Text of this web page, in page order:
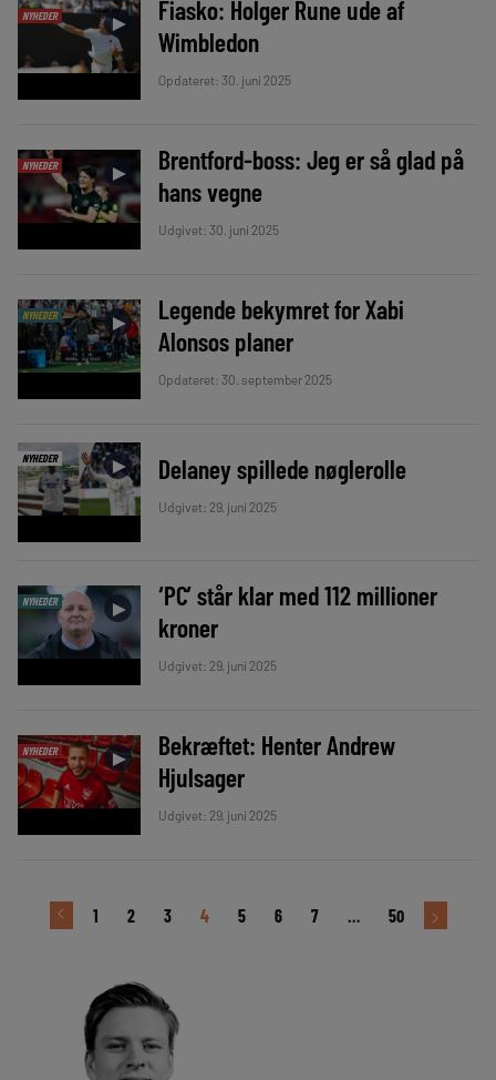
NYHEDER ►
Fiasko: Holger Rune ude af
Wimbledon
Opdateret: 30. juni 2025
NYHEDER ►
Brentford-boss: Jeg er så glad på
hans vegne
Udgivet: 30. juni 2025
NYHEDER ►
Legende bekymret for Xabi
Alonsos planer
Opdateret: 30. september 2025
NYHEDER ► Delaney spillede nøglerolle
Udgivet: 29. juni 2025
NYHEDER ►
‘PC’ står klar med 112 millioner
kroner
Udgivet: 29. juni 2025
NYHEDER ►
Bekræftet: Henter Andrew
Hjulsager
Udgivet: 29. juni 2025
1 2 3 4 5 6 7 … 50